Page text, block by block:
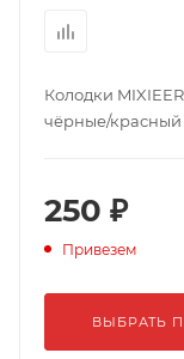
Колодки
чёрные/красный
250 ₽
Привезем
ВЫБРАТЬ